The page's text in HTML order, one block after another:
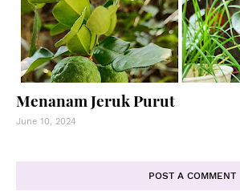
Menanam Jeruk Purut
June 10, 2024
POST A COMMENT